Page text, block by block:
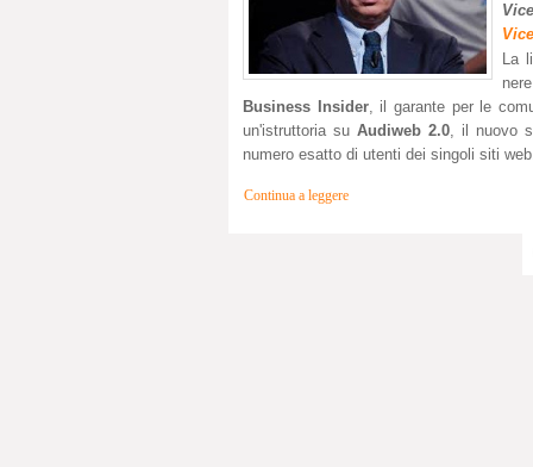
La
Business Insider, il garante per le
un'istruttoria su Audiweb 2.0, il nuovo
numero esatto di utenti dei singoli siti
Continua a leggere